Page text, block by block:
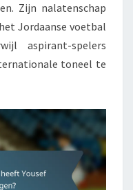
Zijn nalatenschap
Jordaanse voetbal
aspirant-spelers
toneel te